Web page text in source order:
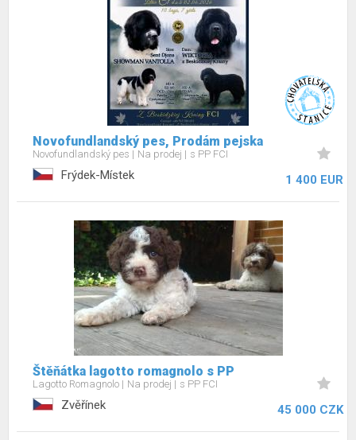
Novofundlandský pes, Prodám pejska
Novofundlandský pes Na prodej s PP FCI
Frýdek-Místek 1 400 EUR
Štěňátka lagotto romagnolo s PP
Lagotto Romagnolo Na prodej s PP FCI
Zvěřínek 45 000 CZK